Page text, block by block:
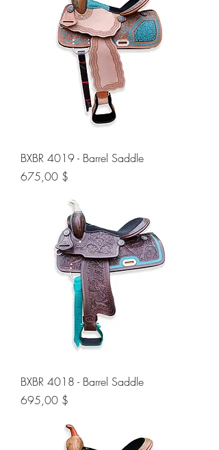
BXBR 4019 - Barrel Saddle
Preis
675,00 $
BXBR 4018 - Barrel Saddle
Preis
695,00 $